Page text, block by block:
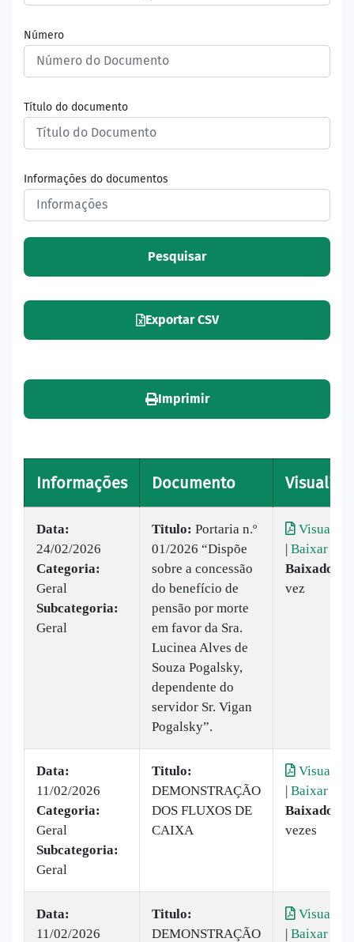
Número
Título do documento
Informações do documentos
Pesquisar
Exportar CSV
Imprimir
Informações Documento
Data:
24/02/2026
Categoria:
Geral
Subcategoria:
Geral
Titulo: Portaria n.º
01/2026 “Dispõe
sobre a concessão
do benefício de
pensão por morte
em favor da Sra.
Lucinea Alves de
Souza Pogalsky,
dependente do
servidor Sr. Vigan
Pogalsky”.
| Baixar
Baixado:
vez
Data:
11/02/2026
Categoria:
Geral
Subcategoria:
Geral
Titulo:
DEMONSTRAÇÃO
DOS FLUXOS DE
CAIXA
| Baixar
Baixado:
vezes
Data:
11/02/2026
Titulo:
DEMONSTRAÇÃO
| Baixar